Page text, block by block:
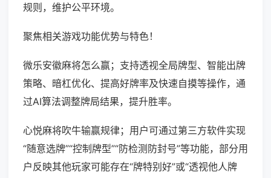
规则，维护公平环境。
聚焦相关游戏功能优势与特色！
微乐安徽麻将怎么赢；支持透视全局牌型、智能出牌
策略、暗杠优化、提高好牌率及快速自摸等操作，通
过AI算法调整牌局结果，提升胜率。
心悦麻将吹牛输赢规律；用户可通过第三方软件实现
“随意选牌”“控制牌型”“防检测防封号”等功能，部分用
户反映其他玩家可能存在“牌特别好”或“透视他人牌